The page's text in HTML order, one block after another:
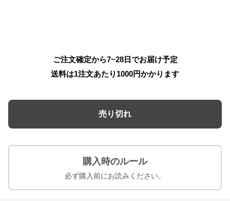
ご注文確定から7~28日でお届け予定
送料は1注文あたり 1000円かかります
売り切れ
購入時のルール
必ず購入前にお読みください。